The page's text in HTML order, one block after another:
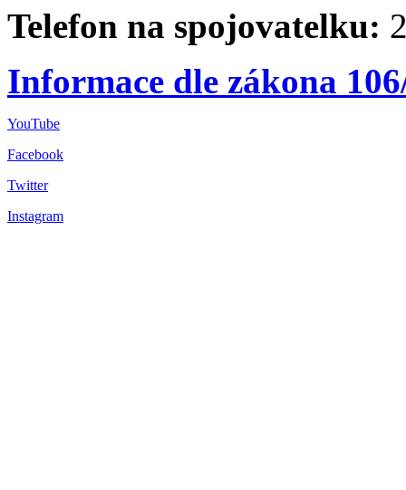
Telefon na spojovatelku:
Informace dle zákona
YouTube
Facebook
Twitter
Instagram